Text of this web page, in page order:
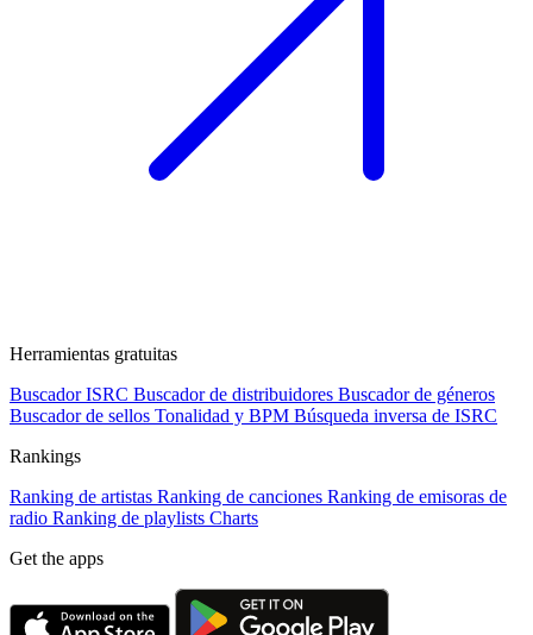
Herramientas gratuitas
Buscador ISRC Buscador de distribuidores Buscador de géneros
Buscador de sellos Tonalidad y BPM Búsqueda inversa de ISRC
Rankings
Ranking de artistas Ranking de canciones Ranking de emisoras de
radio Ranking de playlists Charts
Get the apps